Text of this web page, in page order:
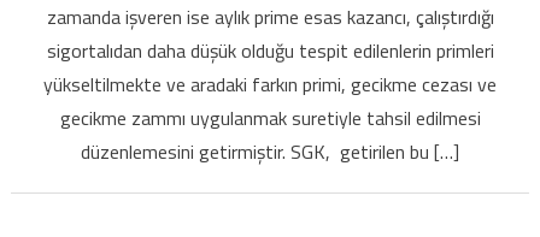
mağdur
olmamak
için
zamanda işveren ise aylık prime esas kazancı, çalıştırdığı
sigortalıdan daha düşük olduğu tespit edilenlerin primleri
yükseltilmekte ve aradaki farkın primi, gecikme cezası ve
gecikme zammı uygulanmak suretiyle tahsil edilmesi
düzenlemesini getirmiştir. SGK, getirilen bu […]